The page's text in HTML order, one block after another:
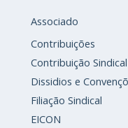
Associado
Contribuições
Contribuição Sindical
Dissidios e
Filiação Sindical
EICON